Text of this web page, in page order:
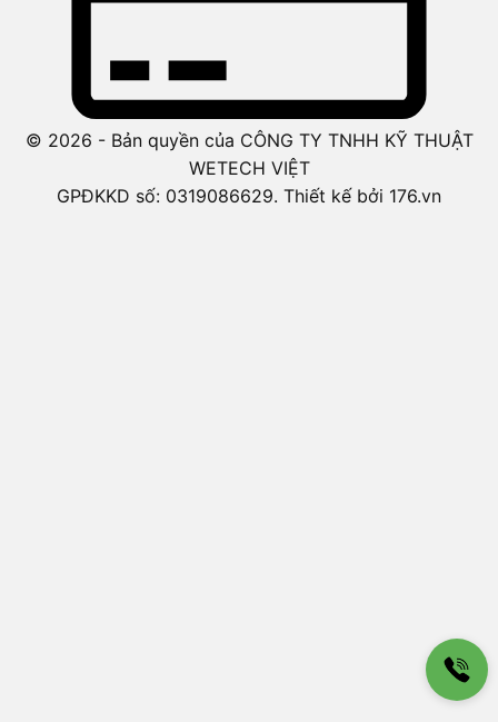
© 2026 - Bản quyền của CÔNG TY TNHH KỸ THUẬT
WETECH VIỆT
GPĐKKD số: 0319086629. Thiết kế bởi 176.vn